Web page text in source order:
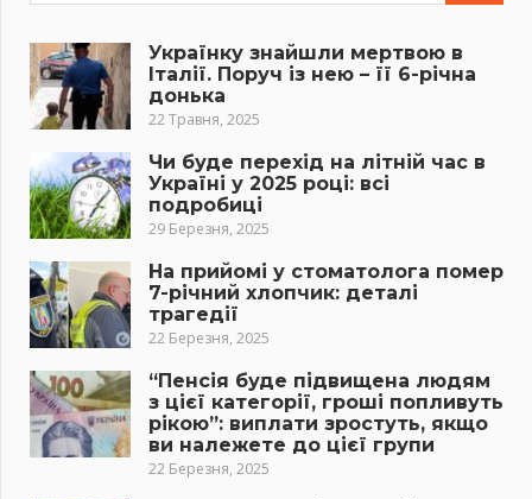
Українку знайшли мертвою в
Італії. Поруч із нею – її 6-річна
донька
22 Травня, 2025
Чи буде перехід на літній час в
Україні у 2025 році: всі
подробиці
29 Березня, 2025
На прийомі у стоматолога помер
7-річний хлопчик: деталі
трагедії
22 Березня, 2025
“Пенсія буде підвищена людям
з цієї категорії, гроші попливуть
рікою”: виплати зростуть, якщо
ви належете до цієї групи
22 Березня, 2025